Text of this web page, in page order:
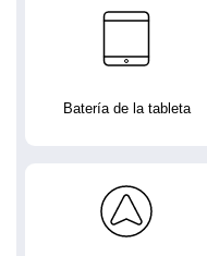
Batería de la tableta